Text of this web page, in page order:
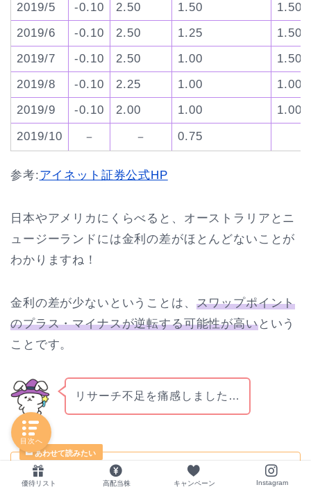
2019/5
-0.10 2.50 1.50
1.50
2019/6
-0.10 2.50 1.25
1.50
2019/7
-0.10 2.50 1.00
1.50
2019/8
-0.10 2.25 1.00
1.00
2019/9
-0.10 2.00 1.00
1.00
2019/10
－ － 0.75
参考:アイネット証券公式HP
日本やアメリカにくらべると、オーストラリアとニ
ュージーランドには金利の差がほとんどないことが
わかりますね！
金利の差が少ないということは、 スワップポイント
のプラス・マイナスが逆転する可能性が高いという
ことです。
ミーコ
リサーチ不足を痛感しました…
ループイフダンのリスクとは？
対策方法を徹底解説☆～ロスカ
優待リスト 高配当株 キャンペーン Instagram
目次へ